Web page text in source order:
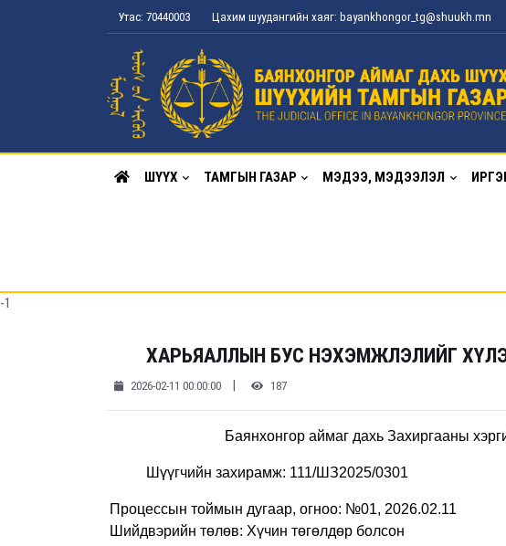
Утас: 70440003 Цахим шуудангийн хаяг: bayankhongor_tg@shuukh.mn
ШҮҮХ ТАМГЫН ГАЗАР МЭДЭЭ, МЭДЭЭЛЭЛ
-1
ХАРЬЯАЛЛЫН БУС НЭХЭМЖЛЭЛИЙГ
2026-02-11 00:00:00 | 187
Баянхонгор аймаг дахь Захиргааны
Шүүгчийн захирамж: 111/ШЗ2025/0301
Процессын тоймын дугаар, огноо: №01, 2026.02.11
Шийдвэрийн төлөв: Хүчин төгөлдөр болсон